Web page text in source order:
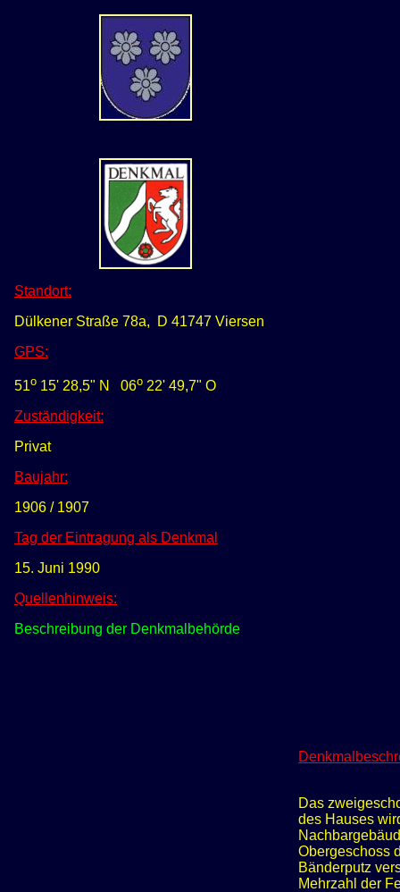
Standort:
Dülkener Straße 78a, D 41747 Viersen
GPS:
51o 15' 28,5" N 06o 22' 49,7" O
Zuständigkeit:
Privat
Baujahr:
1906 / 1907
Tag der Eintragung als Denkmal
15. Juni 1990
Quellenhinweis:
Beschreibung der Denkmalbehörde
Das
des Hauses
Obergeschoss
Bänderputz
Mehrzahl der